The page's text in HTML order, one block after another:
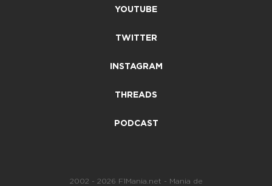
YOUTUBE
TWITTER
INSTAGRAM
THREADS
PODCAST
2002 - 2026 F1Mania.net - Mania de